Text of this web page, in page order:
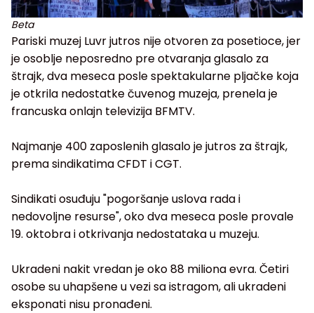
Beta
Pariski muzej Luvr jutros nije otvoren za posetioce, jer
je osoblje neposredno pre otvaranja glasalo za
štrajk, dva meseca posle spektakularne pljačke koja
je otkrila nedostatke čuvenog muzeja, prenela je
francuska onlajn televizija BFMTV.
Najmanje 400 zaposlenih glasalo je jutros za štrajk,
prema sindikatima CFDT i CGT.
Sindikati osuđuju "pogoršanje uslova rada i
nedovoljne resurse", oko dva meseca posle provale
19. oktobra i otkrivanja nedostataka u muzeju.
Ukradeni nakit vredan je oko 88 miliona evra. Četiri
osobe su uhapšene u vezi sa istragom, ali ukradeni
eksponati nisu pronađeni.